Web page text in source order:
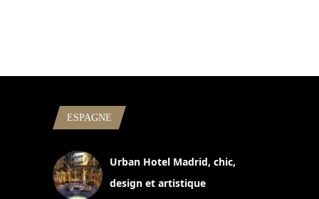
ESPAGNE
Urban Hotel Madrid, chic,
design et artistique